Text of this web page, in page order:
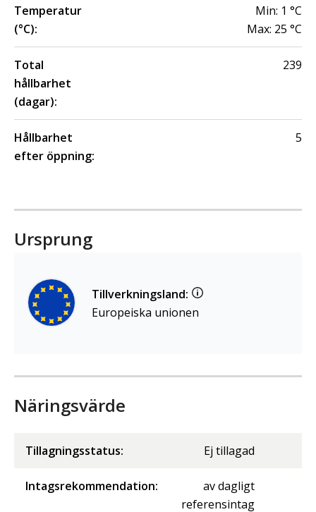
Temperatur
(°C):
Min: 1 °C
Max: 25 °C
Total
hållbarhet
(dagar):
239
Hållbarhet
efter öppning:
5
Ursprung
Tillverkningsland:
Europeiska unionen
Näringsvärde
Tillagningsstatus: Ej tillagad
Intagsrekommendation:
av dagligt
referensintag